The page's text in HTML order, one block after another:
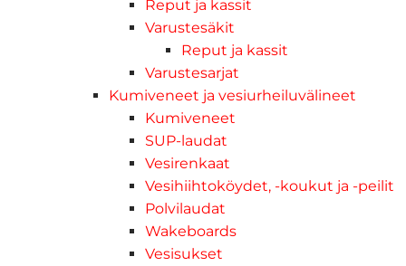
Reput ja kassit
Varustesäkit
Reput ja kassit
Varustesarjat
Kumiveneet ja vesiurheiluvälineet
Kumiveneet
SUP-laudat
Vesirenkaat
Vesihiihtoköydet, -koukut ja -peilit
Polvilaudat
Wakeboards
Vesisukset